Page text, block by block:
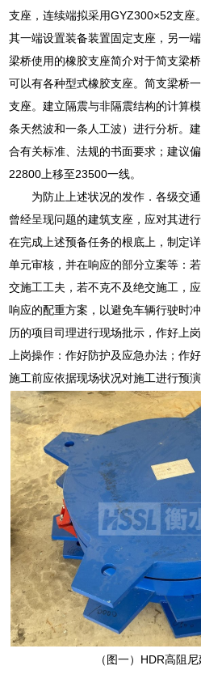
支座，连续端拟采用GYZ300×52支座
其一端设置装备装置固定支座，另一
梁桥使用的橡胶支座简介对于简支梁
可以有各种型式橡胶支座。简支梁桥
支座。建立隔震与非隔震结构的计算
条天然波和一条人工波）进行分析。
合有关标准、法规的书面要求；建议
22800上移至23500一线。
为防止上述状况的发作．各级交
曾经呈现问题的建筑支座，应对其进
在完成上述预备任务的根底上，制定
单元审核，并在响应的部分立案等：
交施工工夫，若不克不及绝交施工，
响应的配重方案，以避免车辆行驶时
历的项目司理进行现场批示，作好上
上岗操作：作好防护及应急办法；作
施工前应依据现场状况对施工进行预演
（图一）HDR高阻